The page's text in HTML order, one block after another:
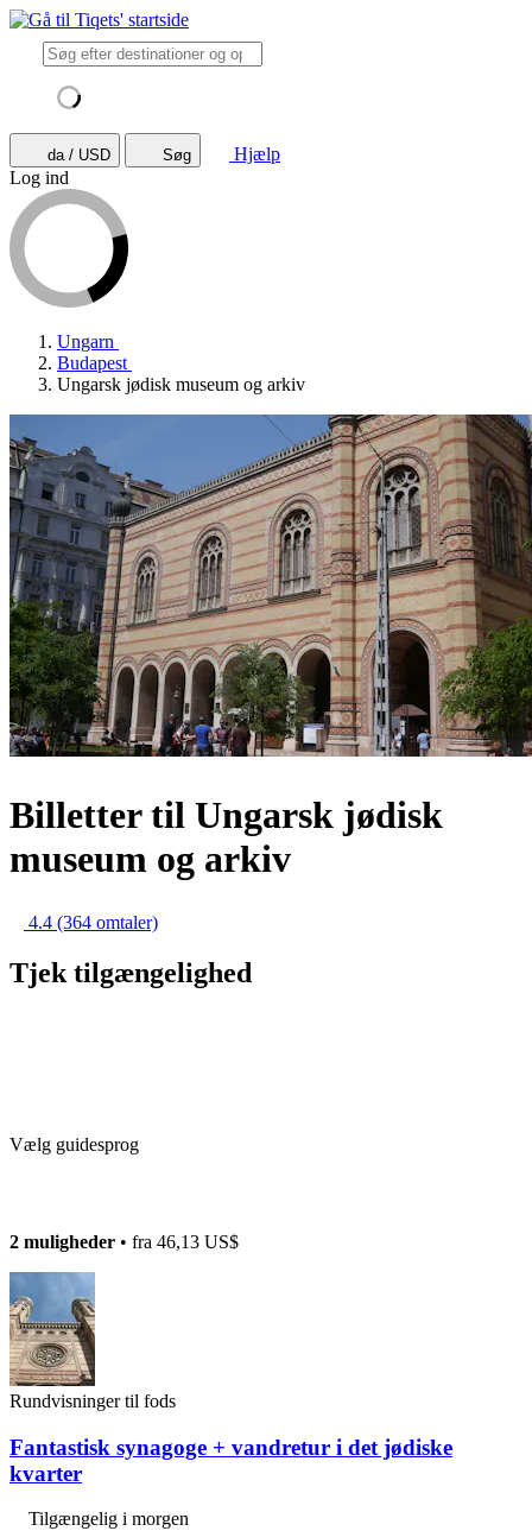
da / USD Søg
Hjælp
Log ind
Ungarn
Budapest
Ungarsk jødisk museum og arkiv
Billetter til Ungarsk jødisk
museum og arkiv
4.4 (364 omtaler)
Tjek tilgængelighed
Vælg guidesprog
2 muligheder • fra 46,13 US$
Rundvisninger til fods
Fantastisk synagoge + vandretur i det jødiske
kvarter
Tilgængelig i morgen